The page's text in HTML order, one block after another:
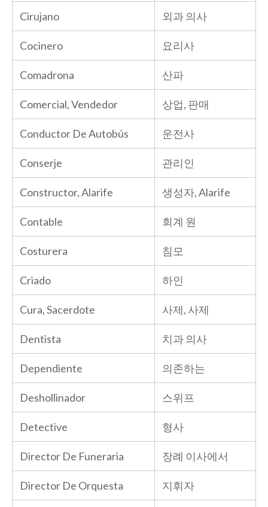
Cirujano 외과 의사
Cocinero 요리사
Comadrona 산파
Comercial, Vendedor 상업, 판매
Conductor De Autobús 운전사
Conserje 관리인
Constructor, Alarife 생성자, Alarife
Contable 회계 원
Costurera 침모
Criado 하인
Cura, Sacerdote 사제, 사제
Dentista 치과 의사
Dependiente 의존하는
Deshollinador 스위프
Detective 형사
Director De Funeraria 장례 이사에서
Director De Orquesta 지휘자